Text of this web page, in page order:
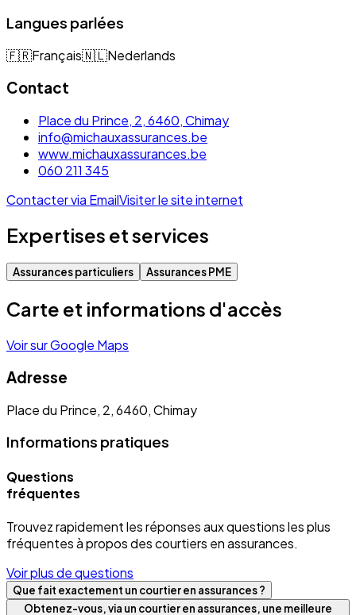
Langues parlées
🇫🇷Français🇳🇱Nederlands
Contact
Place du Prince, 2, 6460, Chimay
info@michauxassurances.be
www.michauxassurances.be
060 211 345
Contacter via EmailVisiter le site internet
Expertises et services
Assurances particuliers Assurances PME
Carte et informations d'accès
Voir sur Google Maps
Adresse
Place du Prince, 2, 6460, Chimay
Informations pratiques
Questions
fréquentes
Trouvez rapidement les réponses aux questions les plus
fréquentes à propos des courtiers en assurances.
Voir plus de questions
Que fait exactement un courtier en assurances ?
Obtenez-vous, via un courtier en assurances, une meilleure